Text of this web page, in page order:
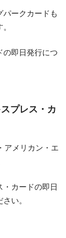
パークカードも
の即日発行につ
プレス・カ
アメリカン・エ
カードの即日
い。